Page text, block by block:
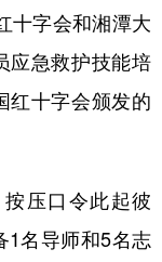
山西
江苏
湖南
重庆
十字会和湘潭大
应急救护技能培
红十字会颁发的
压口令此起彼
1名导师和5名志